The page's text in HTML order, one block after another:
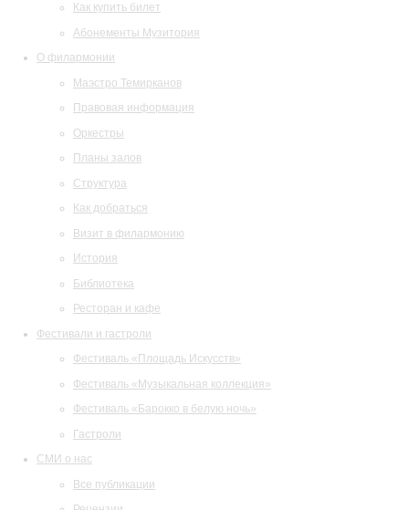
Как купить билет
Абонементы Музитория
О филармонии
Маэстро Темирканов
Правовая информация
Оркестры
Планы залов
Структура
Как добраться
Визит в филармонию
История
Библиотека
Ресторан и кафе
Фестивали и гастроли
Фестиваль «Площадь Искусств»
Фестиваль «Музыкальная коллекция»
Фестиваль «Барокко в белую ночь»
Гастроли
СМИ о нас
Все публикации